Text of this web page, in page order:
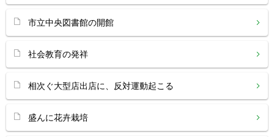
市立中央図書館の開館
社会教育の発祥
相次ぐ大型店出店に、反対運動起こる
盛んに花卉栽培